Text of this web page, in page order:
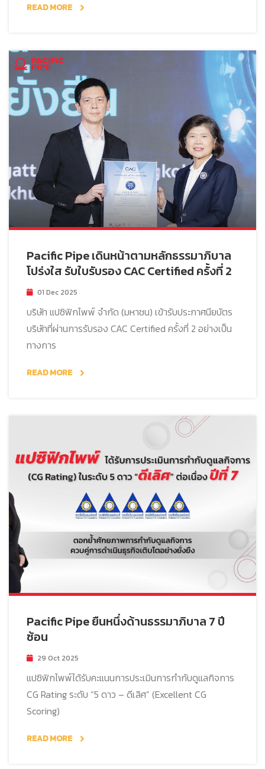
READ MORE
Pacific Pipe เดินหน้าตามหลักธรรมาภิบาล
โปร่งใส รับใบรับรอง CAC Certified ครั้งที่ 2
01 Dec 2025
บริษัท แปซิฟิกไพพ์ จำกัด (มหาชน) เข้ารับประกาศนียบัตร
บริษัทที่ผ่านการรับรอง CAC Certified ครั้งที่ 2 อย่างเป็น
ทางการ
READ MORE
Pacific Pipe ยืนหนึ่งด้านธรรมาภิบาล 7 ปี
ซ้อน
29 Oct 2025
แปซิฟิกไพพ์ได้รับคะแนนการประเมินการกำกับดูแลกิจการ
CG Rating ระดับ “5 ดาว – ดีเลิศ” (Excellent CG
Scoring)
READ MORE